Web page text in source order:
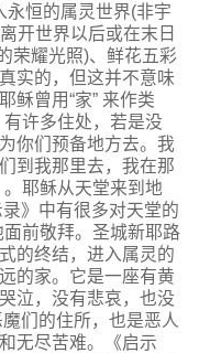
永恒的属灵世界(非宇
开世界以后或在末日
荣耀光照)、鲜花五彩
实的，但这并不意味
稣曾用“家” 来作类
许多住处，若是没
你们预备地方去。我
到我那里去，我在那
。耶稣从天堂来到地
》中有很多对天堂的
前敬拜。圣城新耶路
的终结，进入属灵的
的家。它是一座有黄
泣，没有悲哀，也没
们的住所，也是恶人
无尽苦难。《启示